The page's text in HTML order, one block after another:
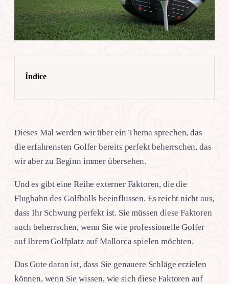
Índice
Dieses Mal werden wir über ein Thema sprechen, das
die erfahrensten Golfer bereits perfekt beherrschen, das
wir aber zu Beginn immer übersehen.
Und es gibt eine Reihe externer Faktoren, die die
Flugbahn des Golfballs beeinflussen. Es reicht nicht aus,
dass Ihr Schwung perfekt ist. Sie müssen diese Faktoren
auch beherrschen, wenn Sie wie professionelle Golfer
auf Ihrem Golfplatz auf Mallorca spielen möchten.
Das Gute daran ist, dass Sie genauere Schläge erzielen
können, wenn Sie wissen, wie sich diese Faktoren auf